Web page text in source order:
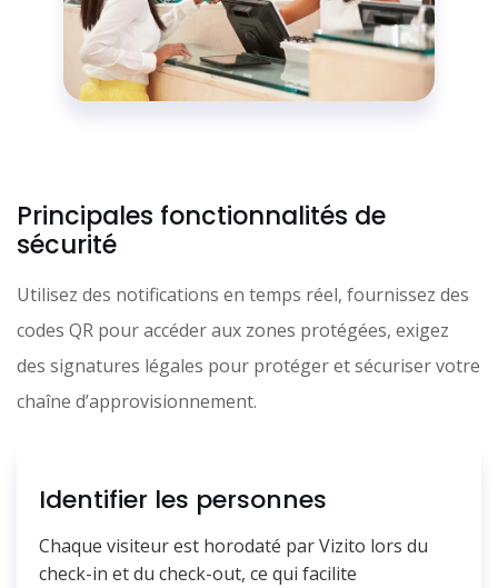
Principales fonctionnalités de
sécurité
Utilisez des notifications en temps réel, fournissez des
codes QR pour accéder aux zones protégées, exigez
des signatures légales pour protéger et sécuriser votre
chaîne d’approvisionnement.
Identifier les personnes
Chaque visiteur est horodaté par Vizito lors du
check-in et du check-out, ce qui facilite